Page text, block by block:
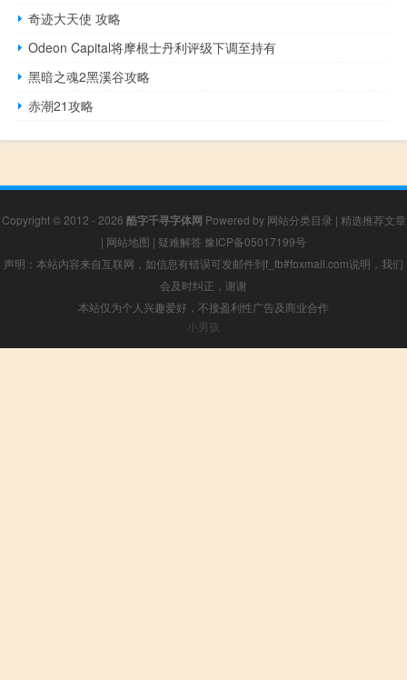
奇迹大天使 攻略
Odeon Capital将摩根士丹利评级下调至持有
黑暗之魂2黑溪谷攻略
赤潮21攻略
Copyright © 2012 - 2026 酷字千寻字体网 Powered by 网站分类目录 | 精选推荐文章
| 网站地图 | 疑难解答 豫ICP备05017199号
声明：本站内容来自互联网，如信息有错误可发邮件到f_fb#foxmail.com说明，我们
会及时纠正，谢谢
本站仅为个人兴趣爱好，不接盈利性广告及商业合作
小男孩